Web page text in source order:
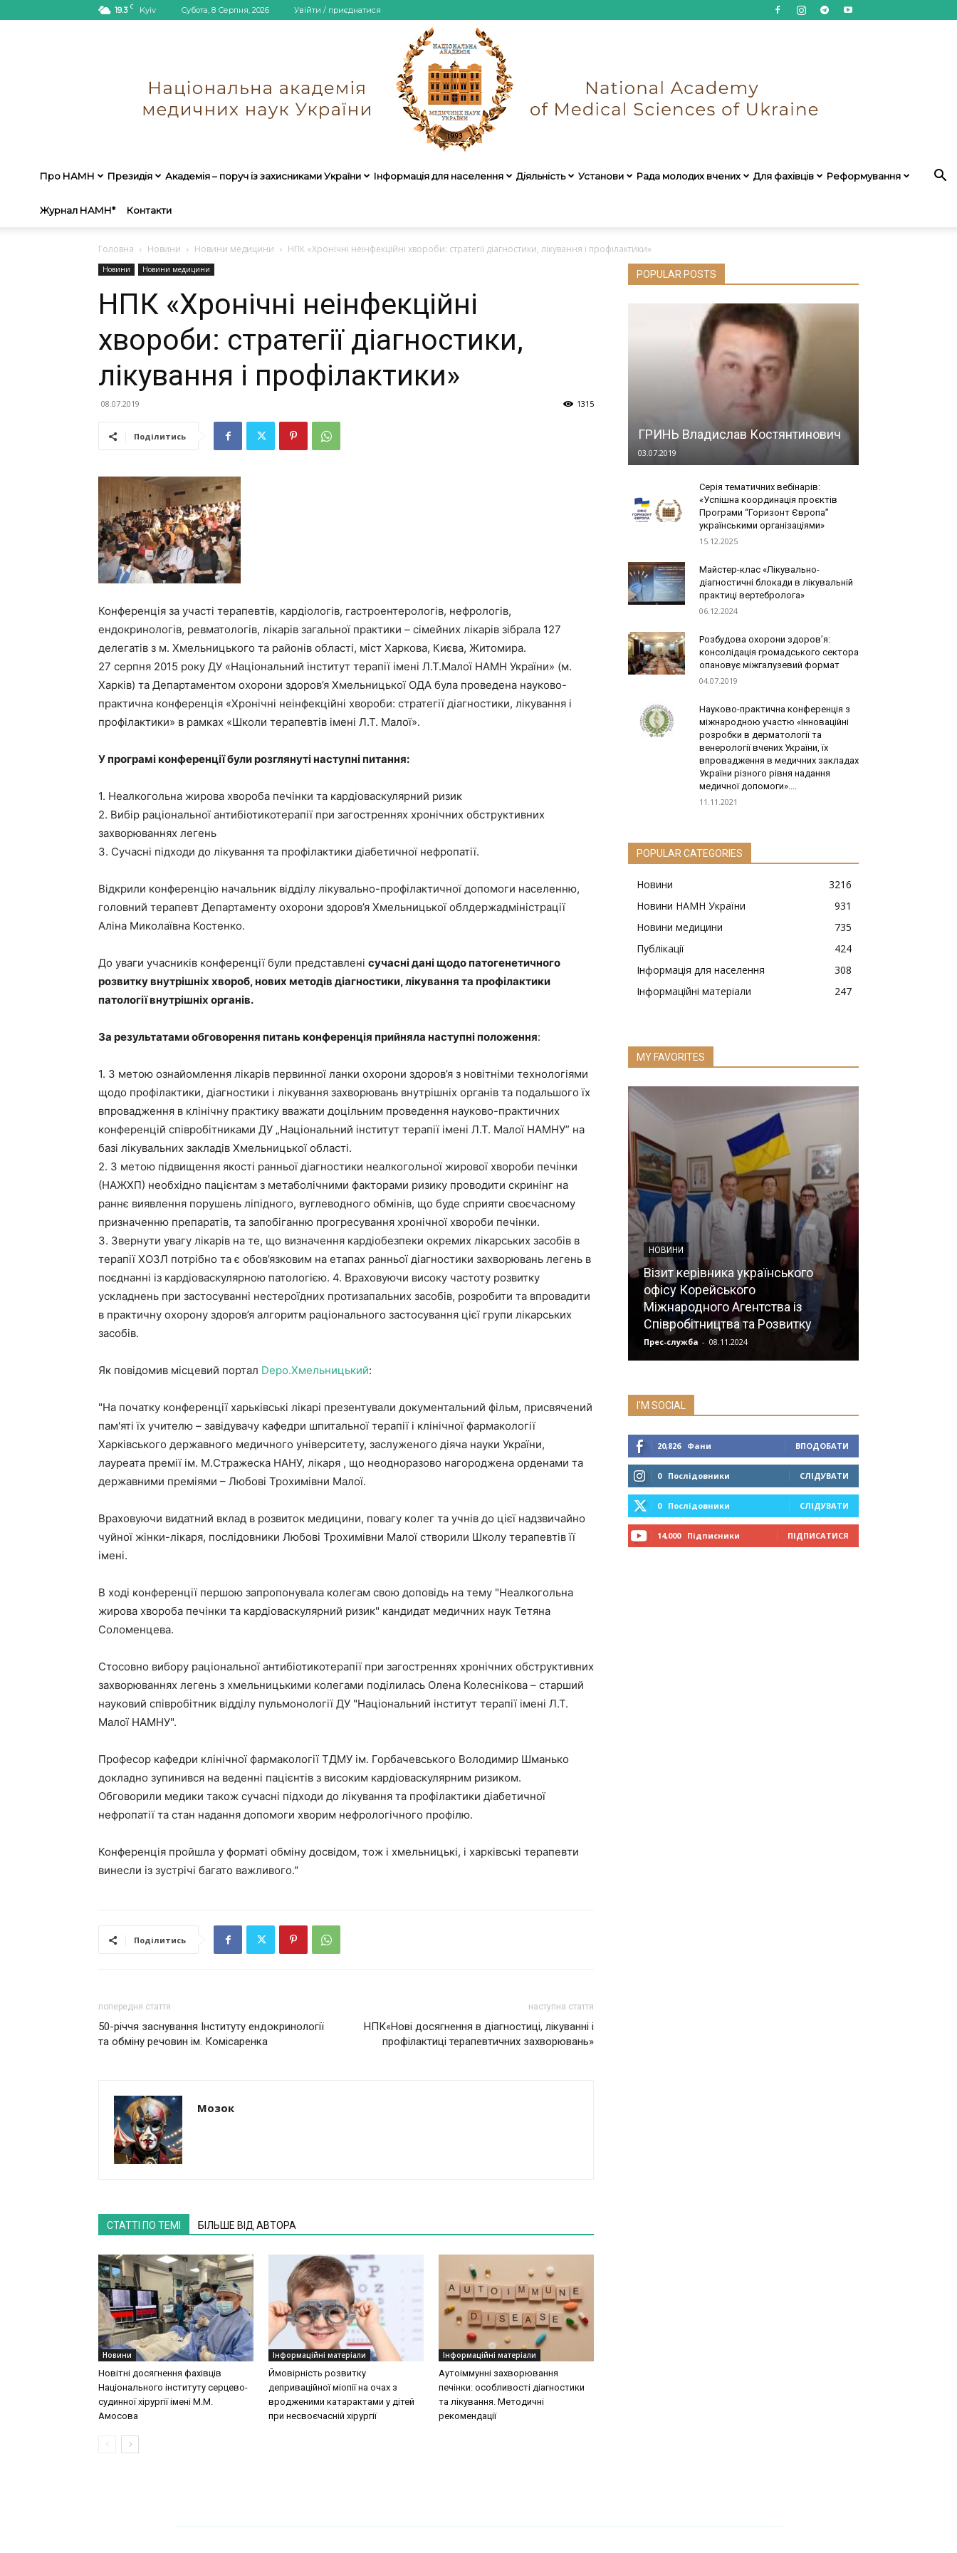
19.3 C Kyiv Субота, 8 Серпня, 2026 Увійти / приєднатися
Про НАМН Президія Академія – поруч із захисниками України Інформація для населення Діяльність Установи Рада молодих вчених Для фахівців Реформування
Журнал НАМН* Контакти
Головна Новини Новини медицини НПК «Хронічні неінфекційні хвороби: стратегії діагностики, лікування і профілактики»
Новини Новини медицини
НПК «Хронічні неінфекційні
хвороби: стратегії діагностики,
лікування і профілактики»
08.07.2019 1315
Поділитись
Конференція за участі терапевтів, кардіологів, гастроентерологів, нефрологів,
ендокринологів, ревматологів, лікарів загальної практики – сімейних лікарів зібрала 127
делегатів з м. Хмельницького та районів області, міст Харкова, Києва, Житомира.
27 серпня 2015 року ДУ «Національний інститут терапії імені Л.Т.Малої НАМН України» (м.
Харків) та Департаментом охорони здоров’я Хмельницької ОДА була проведена науково-
практична конференція «Хронічні неінфекційні хвороби: стратегії діагностики, лікування і
профілактики» в рамках «Школи терапевтів імені Л.Т. Малої».
У програмі конференції були розглянуті наступні питання:
1. Неалкогольна жирова хвороба печінки та кардіоваскулярний ризик
2. Вибір раціональної антибіотикотерапії при загостреннях хронічних обструктивних
захворюваннях легень
3. Сучасні підходи до лікування та профілактики діабетичної нефропатії.
Відкрили конференцію начальник відділу лікувально-профілактичної допомоги населенню,
головний терапевт Департаменту охорони здоров’я Хмельницької облдержадміністрації
Аліна Миколаївна Костенко.
До уваги учасників конференції були представлені сучасні дані щодо патогенетичного
розвитку внутрішніх хвороб, нових методів діагностики, лікування та профілактики
патології внутрішніх органів.
За результатами обговорення питань конференція прийняла наступні положення:
1. З метою ознайомлення лікарів первинної ланки охорони здоров’я з новітніми технологіями
щодо профілактики, діагностики і лікування захворювань внутрішніх органів та подальшого їх
впровадження в клінічну практику вважати доцільним проведення науково-практичних
конференцій співробітниками ДУ „Національний інститут терапії імені Л.Т. Малої НАМНУ” на
базі лікувальних закладів Хмельницької області.
2. З метою підвищення якості ранньої діагностики неалкогольної жирової хвороби печінки
(НАЖХП) необхідно пацієнтам з метаболічними факторами ризику проводити скринінг на
раннє виявлення порушень ліпідного, вуглеводного обмінів, що буде сприяти своєчасному
призначенню препаратів, та запобіганню прогресування хронічної хвороби печінки.
3. Звернути увагу лікарів на те, що визначення кардіобезпеки окремих лікарських засобів в
терапії ХОЗЛ потрібно та є обов’язковим на етапах ранньої діагностики захворювань легень в
поєднанні із кардіоваскулярною патологією. 4. Враховуючи високу частоту розвитку
ускладнень при застосуванні нестероїдних протизапальних засобів, розробити та впровадити
в практичну охорону здоров’я алгоритм раціонального застосування цієї групи лікарських
засобів.
Як повідомив місцевий портал Depo.Хмельницький:
"На початку конференції харьківські лікарі презентували документальний фільм, присвячений
пам'яті їх учителю – завідувачу кафедри шпитальної терапії і клінічної фармакології
Харківського державного медичного університету, заслуженого діяча науки України,
лауреата премії ім. М.Стражеска НАНУ, лікаря , що неодноразово нагороджена орденами та
державними преміями – Любові Трохимівни Малої.
Враховуючи видатний вклад в розвиток медицини, повагу колег та учнів до цієї надзвичайно
чуйної жінки-лікаря, послідовники Любові Трохимівни Малої створили Школу терапевтів її
імені.
В ході конференції першою запропонувала колегам свою доповідь на тему "Неалкогольна
жирова хвороба печінки та кардіоваскулярний ризик" кандидат медичних наук Тетяна
Соломенцева.
Стосовно вибору раціональної антибіотикотерапії при загостреннях хронічних обструктивних
захворюваннях легень з хмельницькими колегами поділилась Олена Колеснікова – старший
науковий співробітник відділу пульмонології ДУ "Національний інститут терапії імені Л.Т.
Малої НАМНУ".
Професор кафедри клінічної фармакології ТДМУ ім. Горбачевського Володимир Шманько
докладно зупинився на веденні пацієнтів з високим кардіоваскулярним ризиком.
Обговорили медики також сучасні підходи до лікування та профілактики діабетичної
нефропатії та стан надання допомоги хворим нефрологічного профілю.
Конференція пройшла у форматі обміну досвідом, тож і хмельницькі, і харківські терапевти
винесли із зустрічі багато важливого."
Поділитись
попередня стаття
50-річчя заснування Інституту ендокринології
та обміну речовин ім. Комісаренка
наступна стаття
НПК«Нові досягнення в діагностиці, лікуванні і
профілактиці терапевтичних захворювань»
Мозок
СТАТТІ ПО ТЕМІ БІЛЬШЕ ВІД АВТОРА
Новини
Новітні досягнення фахівців
Національного інституту серцево-
судинної хірургії імeні М.М.
Амосова
Інформаційні матеріали
Ймовірність розвитку
деприваційної міопії на очах з
вродженими катарактами у дітей
при несвоєчасній хірургії
Інформаційні матеріали
Аутоіммунні захворювання
печінки: особливості діагностики
та лікування. Методичні
рекомендації
POPULAR POSTS
ГРИНЬ Владислав Костянтинович
03.07.2019
Серія тематичних вебінарів:
«Успішна координація проєктів
Програми “Горизонт Європа”
українськими організаціями»
15.12.2025
Майстер-клас «Лікувально-
діагностичні блокади в лікувальній
практиці вертебролога»
06.12.2024
Розбудова охорони здоров’я:
консолідація громадського сектора
опановує міжгалузевий формат
04.07.2019
Науково-практична конференція з
міжнародною участю «Інноваційні
розробки в дерматології та
венерології вчених України, їх
впровадження в медичних закладах
України різного рівня надання
медичної допомоги»....
11.11.2021
POPULAR CATEGORIES
Новини
3216
Новини НАМН України
931
Новини медицини
735
Публікації
424
Інформація для населення
308
Інформаційні матеріали
247
MY FAVORITES
НОВИНИ
Візит керівника українського
офісу Корейського
Міжнародного Агентства із
Співробітництва та Розвитку
Прес-служба - 08.11.2024
I'M SOCIAL
20,826 Фани ВПОДОБАТИ
0 Послідовники СЛІДУВАТИ
0 Послідовники СЛІДУВАТИ
14,000 Підписники ПІДПИСАТИСЯ